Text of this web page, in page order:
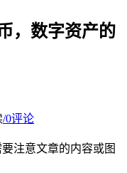
，数字资产的
/0评论
注意文章的内容或图